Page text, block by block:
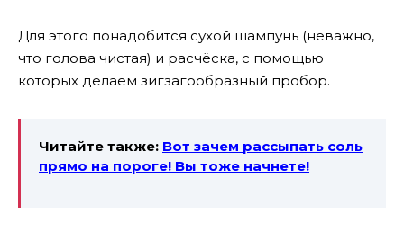
Для этого понадобится сухой шампунь (неважно,
что голова чистая) и расчёска, с помощью
которых делаем зигзагообразный пробор.
Читайте также: Вот зачем рассыпать соль
прямо на пороге! Вы тоже начнете!